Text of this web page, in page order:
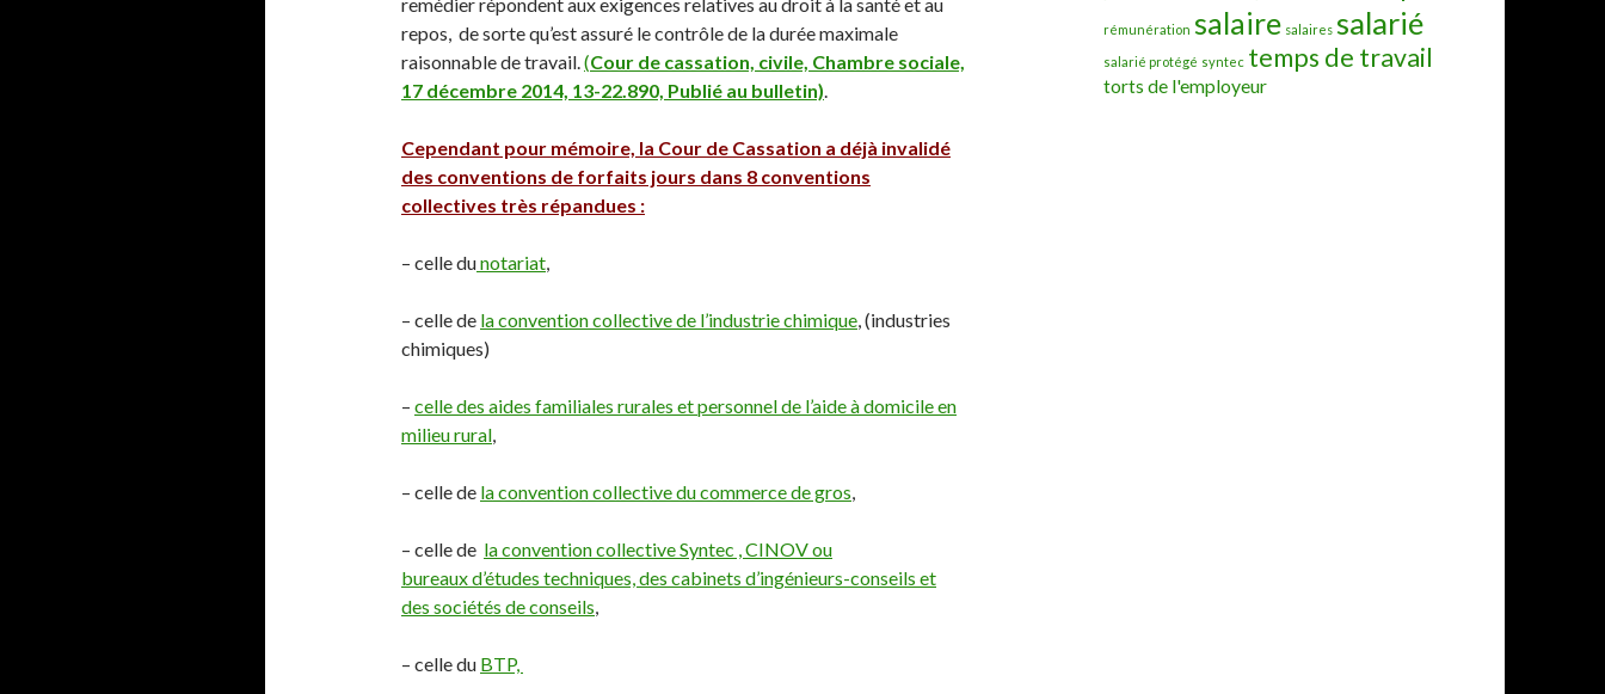
repos, de sorte qu’est assuré le contrôle de la durée maximale
raisonnable de travail.(Cour de cassation, civile, Chambre sociale,
17 décembre 2014, 13-22.890, Publié au bulletin).
Cependant pour mémoire, la Cour de Cassation a déjà invalidé
des conventions de forfaits jours dans 8 conventions
collectives très répandues :
– celle dunotariat,
– celle de la convention collective de l’industrie chimique, (industries
chimiques)
– celle des aides familiales rurales et personnel de l’aide à domicile en
milieu rural,
– celle de la convention collective du commerce de gros,
– celle de la convention collective Syntec , CINOV ou
bureaux d’études techniques, des cabinets d’ingénieurs-conseils et
des sociétés de conseils,
– celle du BTP,
rémunération salaire salaires salarié
salarié protégé syntec temps de travail
torts de l'employeur